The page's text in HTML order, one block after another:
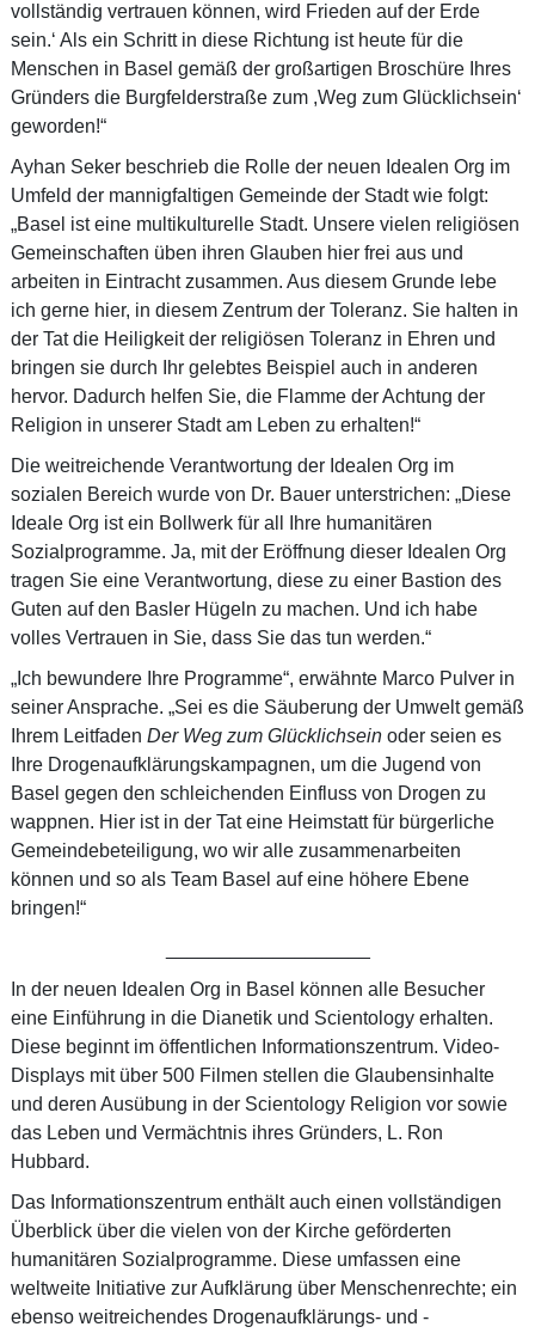
vollständig vertrauen können, wird Frieden auf der Erde
sein.‘ Als ein Schritt in diese Richtung ist heute für die
Menschen in Basel gemäß der großartigen Broschüre Ihres
Gründers die Burgfelderstraße zum ,Weg zum Glücklichsein‘
geworden!“
Ayhan Seker beschrieb die Rolle der neuen Idealen Org im
Umfeld der mannigfaltigen Gemeinde der Stadt wie folgt:
„Basel ist eine multikulturelle Stadt. Unsere vielen religiösen
Gemeinschaften üben ihren Glauben hier frei aus und
arbeiten in Eintracht zusammen. Aus diesem Grunde lebe
ich gerne hier, in diesem Zentrum der Toleranz. Sie halten in
der Tat die Heiligkeit der religiösen Toleranz in Ehren und
bringen sie durch Ihr gelebtes Beispiel auch in anderen
hervor. Dadurch helfen Sie, die Flamme der Achtung der
Religion in unserer Stadt am Leben zu erhalten!“
Die weitreichende Verantwortung der Idealen Org im
sozialen Bereich wurde von Dr. Bauer unterstrichen: „Diese
Ideale Org ist ein Bollwerk für all Ihre humanitären
Sozialprogramme. Ja, mit der Eröffnung dieser Idealen Org
tragen Sie eine Verantwortung, diese zu einer Bastion des
Guten auf den Basler Hügeln zu machen. Und ich habe
volles Vertrauen in Sie, dass Sie das tun werden.“
„Ich bewundere Ihre Programme“, erwähnte Marco Pulver in
seiner Ansprache. „Sei es die Säuberung der Umwelt gemäß
Ihrem Leitfaden Der Weg zum Glücklichsein oder seien es
Ihre Drogenaufklärungs­kampagnen, um die Jugend von
Basel gegen den schleichenden Einfluss von Drogen zu
wappnen. Hier ist in der Tat eine Heimstatt für bürgerliche
Gemeindebeteiligung, wo wir alle zusammenarbeiten
können und so als Team Basel auf eine höhere Ebene
bringen!“
In der neuen Idealen Org in Basel können alle Besucher
eine Einführung in die Dianetik und Scientology erhalten.
Diese beginnt im öffentlichen Informationszentrum. Video-
Displays mit über 500 Filmen stellen die Glaubensinhalte
und deren Ausübung in der Scientology Religion vor sowie
das Leben und Vermächtnis ihres Gründers, L. Ron
Hubbard.
Das Informationszentrum enthält auch einen vollständigen
Überblick über die vielen von der Kirche geförderten
humanitären Sozialprogramme. Diese umfassen eine
weltweite Initiative zur Aufklärung über Menschenrechte; ein
ebenso weitreichendes Drogenaufklärungs- und -